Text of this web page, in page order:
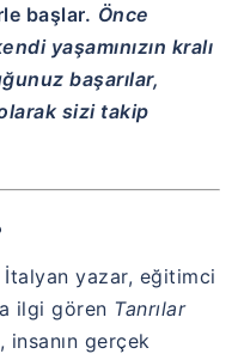
başlar. Önce
yaşamınızın kralı
başarılar,
sizi takip
İtalyan yazar, eğitimci
ilgi gören Tanrılar
insanın gerçek